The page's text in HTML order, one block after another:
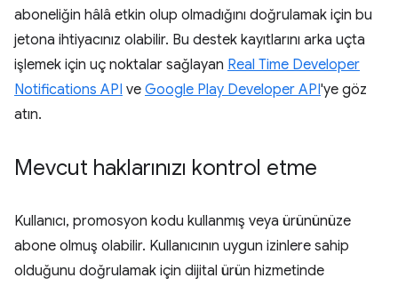
aboneliğin hâlâ etkin olup olmadığını doğrulamak için bu
jetona ihtiyacınız olabilir. Bu destek kayıtlarını arka uçta
işlemek için uç noktalar sağlayan Real Time Developer
Notifications API ve Google Play Developer API'ye göz
atın.
Mevcut haklarınızı kontrol etme
Kullanıcı, promosyon kodu kullanmış veya ürününüze
abone olmuş olabilir. Kullanıcının uygun izinlere sahip
olduğunu doğrulamak için dijital ürün hizmetinde